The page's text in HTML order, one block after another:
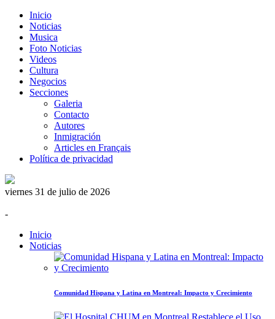
Inicio
Noticias
Musica
Foto Noticias
Videos
Cultura
Negocios
Secciones
Galeria
Contacto
Autores
Inmigración
Articles en Français
Política de privacidad
viernes 31 de julio de 2026
-
Inicio
Noticias
Comunidad Hispana y Latina en Montreal: Impacto y Crecimiento